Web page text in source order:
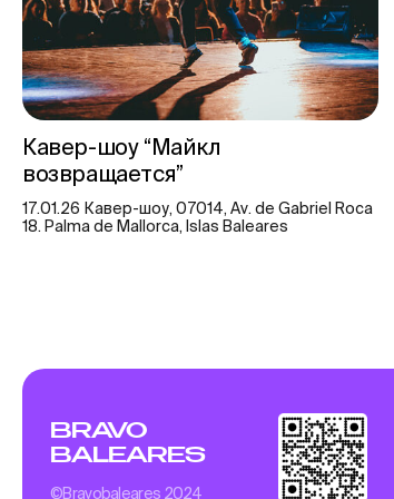
Кавер-шоу “Майкл
возвращается”
17.01.26 Кавер-шоу, 07014, Av. de Gabriel Roca
18. Palma de Mallorca, Islas Baleares
BRAVO
BALEARES
©Bravobaleares 2024